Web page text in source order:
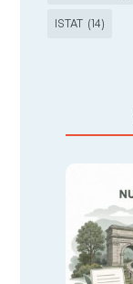
ISTAT (14)